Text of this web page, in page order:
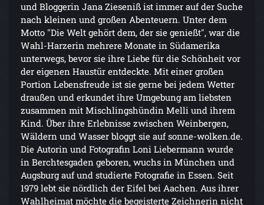
und Bloggerin Jana Zieseniß ist immer auf der Suche
nach kleinen und großen Abenteuern. Unter dem
Motto "Die Welt gehört dem, der sie genießt", war die
Wahl-Harzerin mehrere Monate in Südamerika
unterwegs, bevor sie ihre Liebe für die Schönheit vor
der eigenen Haustür entdeckte. Mit einer großen
Portion Lebensfreude ist sie gerne bei jedem Wetter
draußen und erkundet ihre Umgebung am liebsten
zusammen mit Mischlingshündin Melli und ihrem
Kind. Über ihre Erlebnisse zwischen Weinbergen,
Wäldern und Wasser bloggt sie auf sonne-wolken.de.
Die Autorin und Fotografin Loni Liebermann wurde
in Berchtesgaden geboren, wuchs in München und
Augsburg auf und studierte Fotografie in Essen. Seit
1979 lebt sie nördlich der Eifel bei Aachen. Aus ihrer
Wahlheimat möchte die begeisterte Zeichnerin nicht